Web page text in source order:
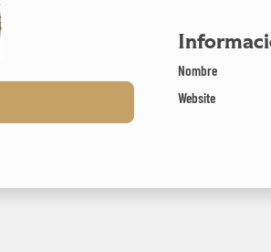
Nombre
Website